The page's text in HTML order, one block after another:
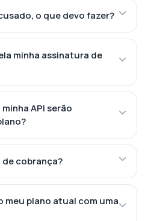
o que devo fazer?
minha assinatura de
API serão
cobrança?
plano atual com uma